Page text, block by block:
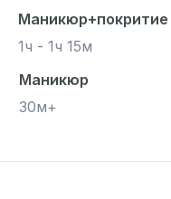
Маникюр+покритие
1ч - 1ч 15м
Маникюр
30м+